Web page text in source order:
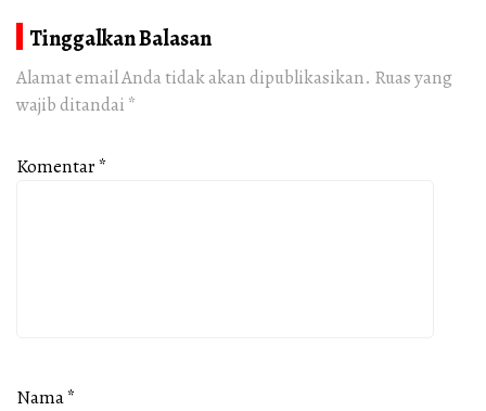
Tinggalkan Balasan
Alamat email Anda tidak akan dipublikasikan. Ruas yang
wajib ditandai *
Komentar*
Nama*